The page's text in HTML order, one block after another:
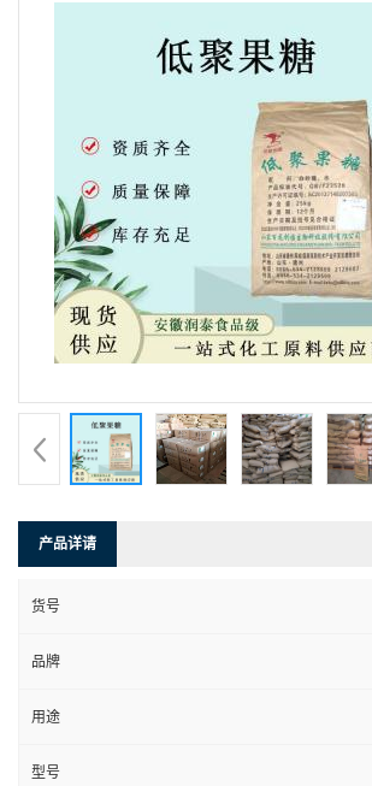
产品详请
货号
品牌
用途
型号